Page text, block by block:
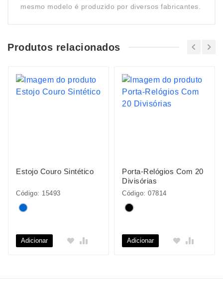
mesmo modelo é produzido por diversos fabricantes.
Produtos relacionados
Estojo Couro Sintético
Código: 15493
Adicionar
Porta-Relógios Com 20
Divisórias
Código: 07814
Adicionar